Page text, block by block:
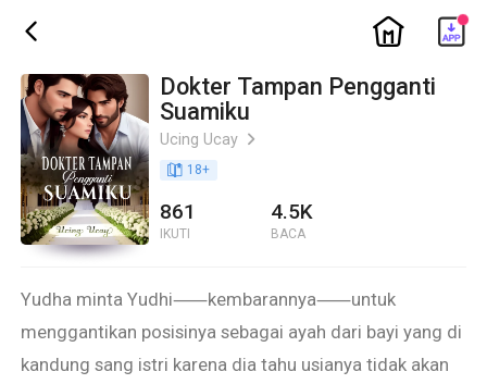
ic_back ic_home
Dokter Tampan Pengganti
Suamiku
Ucing Ucay ic_arrow_right
book_age 18+
861
IKUTI
4.5K
BACA
Yudha minta Yudhi⸺kembarannya⸺untuk
menggantikan posisinya sebagai ayah dari bayi yang di
kandung sang istri karena dia tahu usianya tidak akan